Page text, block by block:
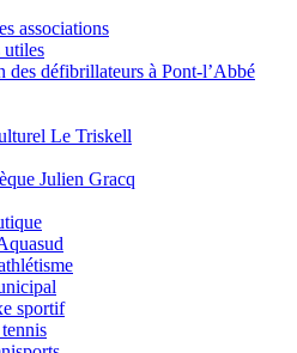
associations
utiles
des défibrillateurs à Pont-l’Abbé
Le Triskell
Julien Gracq
sportif